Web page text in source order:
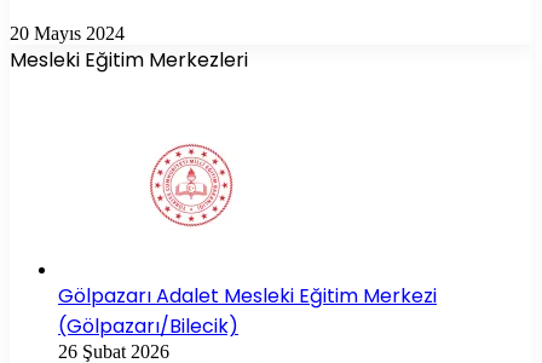
20 Mayıs 2024
Mesleki Eğitim Merkezleri
Gölpazarı Adalet Mesleki Eğitim Merkezi
(Gölpazarı/Bilecik)
26 Şubat 2026